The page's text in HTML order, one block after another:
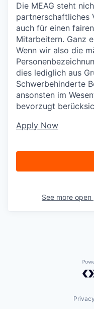
Die MEAG steht
partnerschaftliches
auch für einen
Mitarbeitern. Ganz
Wenn wir also die
dies lediglich aus
Schwerbehinderte
ansonsten im
bevorzugt
Apply Now
See more